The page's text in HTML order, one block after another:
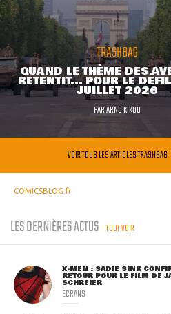
TRASHBAG
QUAND LE THÈME DES
RETENTIT... POUR LE
JUILLET 2026
PARARNO KIKOO
VOIR TOUS LES ARTICLES TRASHBAG
COMICSBLOG.fr
LES DERNIÈRES ACTUS TOUT VOIR
X-MEN : SADIE SINK
RETOUR POUR LE FILM DE
SCHREIER
ECRANS